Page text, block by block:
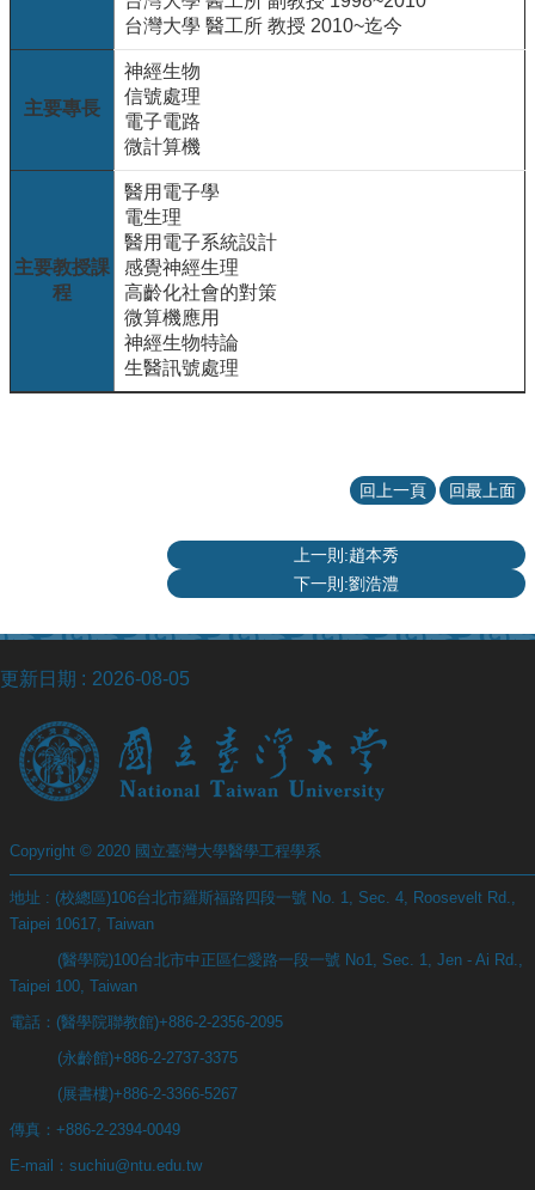
公
事
項
關
站
源
台灣大學 醫工所 教授 2010~迄今
主要專長
神經生物
信號處理
電子電路
微計算機
主要教授課
程
醫用電子學
電生理
醫用電子系統設計
感覺神經生理
高齡化社會的對策
微算機應用
神經生物特論
生醫訊號處理
回上一頁 回最上面
上一則:趙本秀
下一則:劉浩澧
更新日期 2026-08-05
Copyright © 2020 國立臺灣大學醫學工程學系
地址 : (校總區)106台北市羅斯福路四段一號 No. 1, Sec. 4, Roosevelt Rd.,
Taipei 10617, Taiwan
(醫學院)100台北市中正區仁愛路一段一號 No1, Sec. 1, Jen - Ai Rd.,
Taipei 100, Taiwan
電話：(醫學院聯教館)+886-2-2356-2095
(永齡館)+886-2-2737-3375
(展書樓)+886-2-3366-5267
傳真：+886-2-2394-0049
E-mail：suchiu@ntu.edu.tw